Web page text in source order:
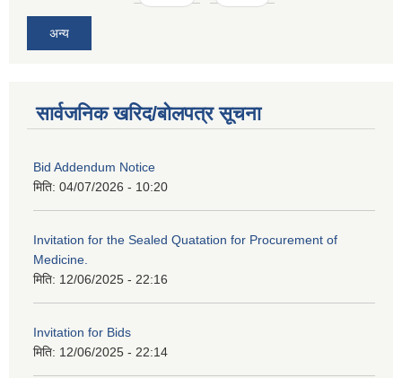
अन्य
सार्वजनिक खरिद/बोलपत्र सूचना
Bid Addendum Notice
मिति: 04/07/2026 - 10:20
Invitation for the Sealed Quatation for Procurement of
Medicine.
मिति: 12/06/2025 - 22:16
Invitation for Bids
मिति: 12/06/2025 - 22:14